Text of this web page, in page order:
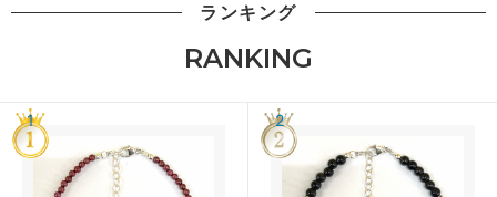
ランキング
RANKING
1 2